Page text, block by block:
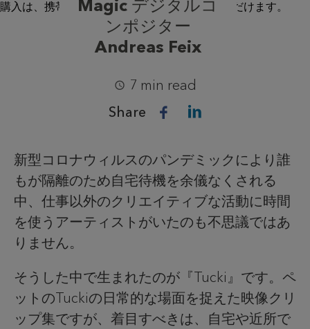
Magic デジタルコ
ンポジター
Andreas Feix
7 min read
Share
新型コロナウィルスのパンデミックにより誰
もが隔離のため自宅待機を余儀なくされる
中、仕事以外のクリエイティブな活動に時間
を使うアーティストがいたのも不思議ではあ
りません。
そうした中で生まれたのが『Tucki』です。ペ
ットのTuckiの日常的な場面を捉えた映像クリ
ップ集ですが、着目すべきは、自宅や近所で